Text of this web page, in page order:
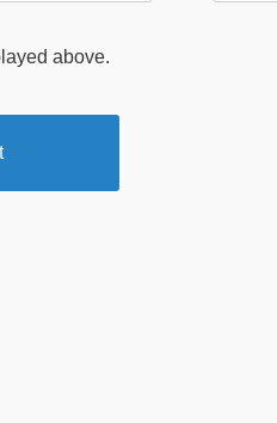
above.